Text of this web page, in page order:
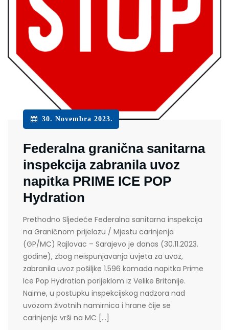
30. Novembra 2023.
Federalna granična sanitarna
inspekcija zabranila uvoz
napitka PRIME ICE POP
Hydration
Prethodno Sljedeće Federalna sanitarna inspekcija
na Graničnom prijelazu / Mjestu carinjenja
(GP/MC) Rajlovac – Sarajevo je danas (30.11.2023.
godine), zbog neispunjavanja uvjeta za uvoz,
zabranila uvoz pošiljke 1.596 komada napitka Prime
Ice Pop Hydration porijeklom iz Velike Britanije.
Naime, u postupku inspekcijskog nadzora nad
uvozom životnih namirnica i hrane čije se
carinjenje vrši na MC […]